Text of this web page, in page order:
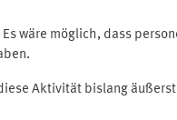
wäre möglich, dass
Aktivität bislang